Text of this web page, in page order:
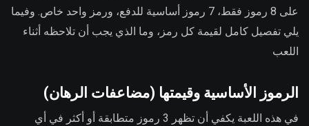
على 8 رموز فقط، 7 رموز أساسية للدفع، ورمز واحد خاص. وفيما
يلي تفصيل كامل لقيمة كل رمز، وما الذي يجب أن تلاحظه أثناء
اللعب
الرموز الأساسية وقيمتها (مضاعفات الرهان)
في هذه اللعبة يكفي أن تظهر 3 رموز متطابقة أو أكثر في أي